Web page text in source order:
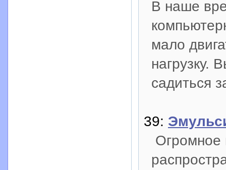
В наше
мало
нагрузку.
садиться
39:
Огромное